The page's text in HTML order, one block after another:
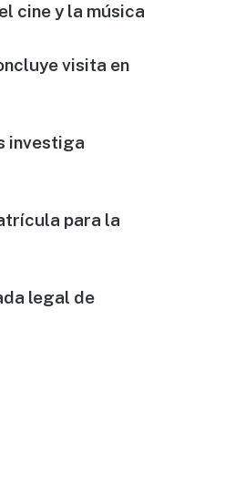
cine y la música
visita en
investiga
para la
legal de